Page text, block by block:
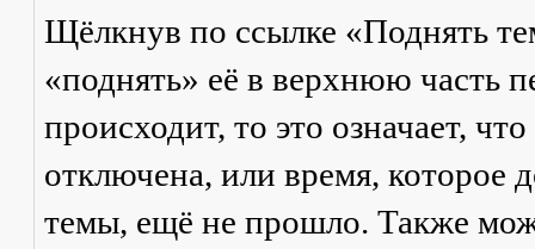
Щёлкнув по ссылке «Поднять
«поднять» её в верхнюю часть
происходит, то это означает,
отключена, или время, которое
темы, ещё не прошло. Также